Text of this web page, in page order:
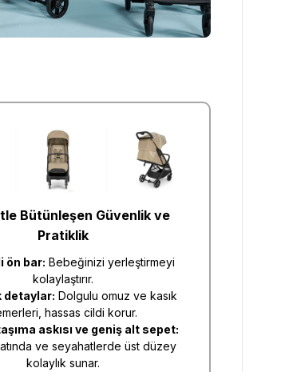
Bütünleşen Güvenlik ve
Pratiklik
ön bar: Bebeğinizi yerleştirmeyi
kolaylaştırır.
detaylar: Dolgulu omuz ve kasık
hassas cildi korur.
askısı ve geniş alt sepet:
ve seyahatlerde üst düzey
kolaylık sunar.